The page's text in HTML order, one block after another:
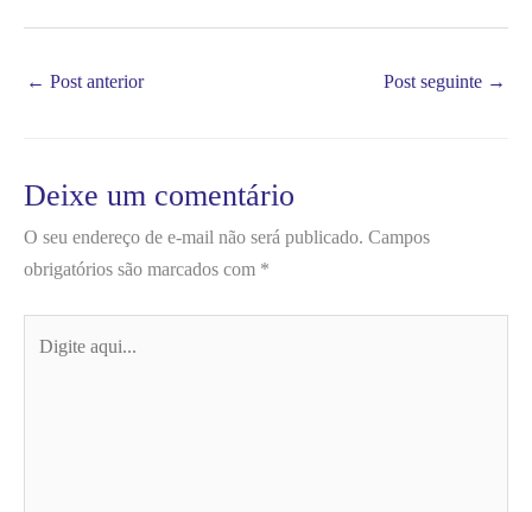
← Post anterior Post seguinte →
Deixe um comentário
O seu endereço de e-mail não será publicado. Campos
obrigatórios são marcados com *
aqui...